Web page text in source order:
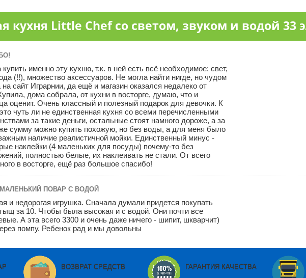
кухня Little Chef со светом, звуком и водой 33
купить именно эту кухню, т.к. в ней есть всё необходимое: свет,
(!!), множество аксессуаров. Не могла найти нигде, но чудом
на сайт Играрнии, да ещё и магазин оказался недалеко от
дома собрала, от кухни в восторге, думаю, что и
оценит. Очень классный и полезный подарок для девочки. К
чуть ли не единственная кухня со всеми перечисленными
за такие деньги, остальные стоят намного дороже, а за
сумму можно купить похожую, но без воды, а для меня было
наличие реалистичной мойки. Единственный минус -
наклейки (4 маленьких для посуды) почему-то без
полностью белые, их наклеивать не стали. От всего
в восторге, ещё раз большое спасибо!
ПОВАР С ВОДОЙ
и недорогая игрушка. Сначала думали придется покупать
за 10. Чтобы была высокая и с водой. Они почти все
А эта всего 3300 и очень даже ничего - шипит, шкварчит)
помпу. Ребенок рад и мы довольны
ВОЗВРАТ СРЕДСТВ ГАРАНТИЯ КАЧЕСТВА